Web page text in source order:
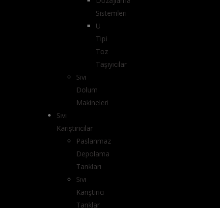
Sistemleri
U
Tipi
Toz
Taşıyıcılar
Sıvı
Dolum
Makineleri
Sıvı
Karıştırıcılar
Paslanmaz
Depolama
Tankları
Sıvı
Karıştırıcı
Tanklar